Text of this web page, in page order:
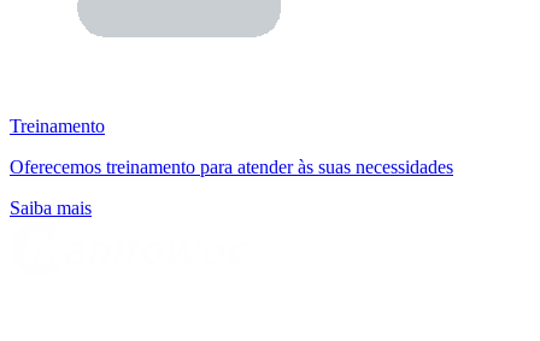
Treinamento
Oferecemos treinamento para atender às suas necessidades
Saiba mais